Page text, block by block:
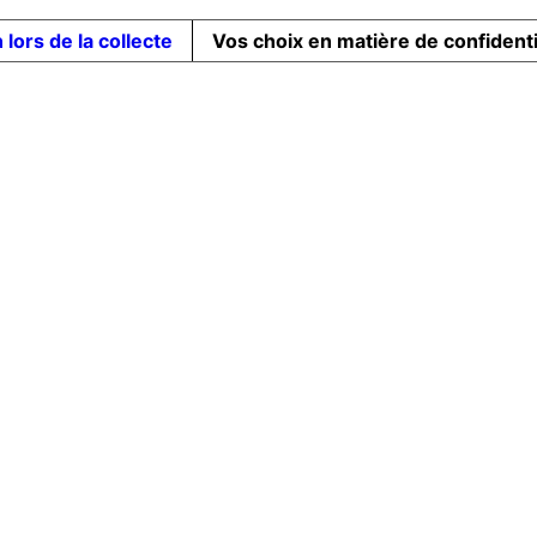
lors de la collecte Vos choix en matière de